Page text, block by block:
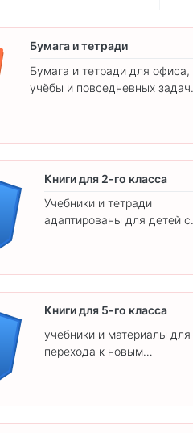
Бумага и тетради
Бумага и тетради для офиса,
учёбы и повседневных задач.
Книги для 2-го класса
Учебники и тетради
адаптированы для детей с
Книги для 5-го класса
учебники и материалы для
перехода к новым